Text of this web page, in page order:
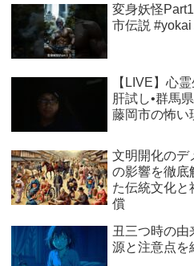
変身妖怪
市伝説
【LIVE】心
肝試し•群馬
藤岡市の怖い
文明開化のデ
の影響を徹底
た伝統文化と
償
丑三つ時の
源と注意点を